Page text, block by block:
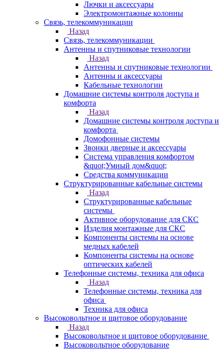
Лючки и аксессуары
Электромонтажные колонны
Связь, телекоммуникации
Назад
Связь, телекоммуникации
Антенны и спутниковые технологии
Назад
Антенны и спутниковые технологии
Антенны и аксессуары
Кабельные технологии
Домашние системы контроля доступа и
комфорта
Назад
Домашние системы контроля доступа и
комфорта
Домофонные системы
Звонки дверные и аксессуары
Система управления комфортом
&quot;Умный дом&quot;
Средства коммуникации
Структурированные кабельные системы
Назад
Структурированные кабельные
системы
Активное оборудование для СКС
Изделия монтажные для СКС
Компоненты системы на основе
медных кабелей
Компоненты системы на основе
оптических кабелей
Телефонные системы, техника для офиса
Назад
Телефонные системы, техника для
офиса
Техника для офиса
Высоковольтное и щитовое оборудование
Назад
Высоковольтное и щитовое оборудование
Высоковольтное оборудование